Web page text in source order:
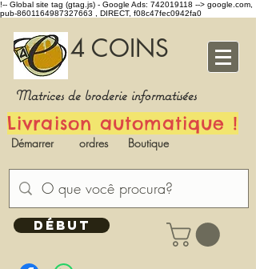
!-- Global site tag (gtag.js) - Google Ads: 742019118 --> google.com,
pub-8601164987327663 , DIRECT, f08c47fec0942fa0
4 COINS
Matrices de broderie informatisées
Livraison automatique !
Démarrer ordres Boutique
DÉBUT